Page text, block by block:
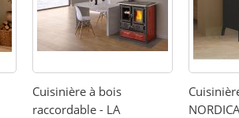
Cuisinière à bois
raccordable - LA